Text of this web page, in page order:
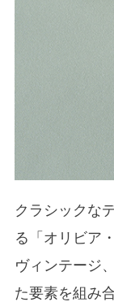
クラシックな
る「オリビア
ヴィンテージ
た要素を組み